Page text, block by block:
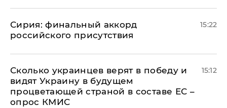
​Сирия: финальный аккорд
российского присутствия
15:22
Сколько украинцев верят в победу и
видят Украину в будущем
процветающей страной в составе ЕС –
опрос КМИС
15:12